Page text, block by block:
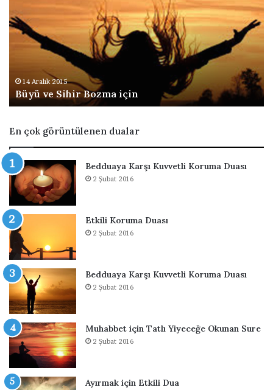
Aralık 2015
ve Sihir Bozma için
z
r
v
M
i
s
k
l
ğ
u
2
En çok görüntülenen dualar
Bedduaya Karşı Kuvvetli Koruma Duası
2 Şubat 2016
Etkili Koruma Duası
2 Şubat 2016
Bedduaya Karşı Kuvvetli Koruma Duası
2 Şubat 2016
Muhabbet için Tatlı Yiyeceğe Okunan Sure
2 Şubat 2016
Ayırmak için Etkili Dua